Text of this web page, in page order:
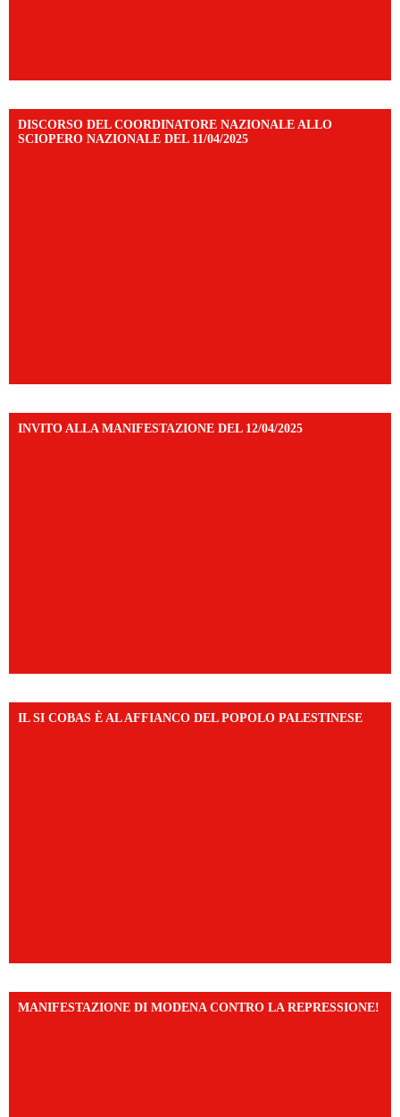
DISCORSO DEL COORDINATORE NAZIONALE ALLO
SCIOPERO NAZIONALE DEL 11/04/2025
INVITO ALLA MANIFESTAZIONE DEL 12/04/2025
IL SI COBAS È AL AFFIANCO DEL POPOLO PALESTINESE
MANIFESTAZIONE DI MODENA CONTRO LA REPRESSIONE!